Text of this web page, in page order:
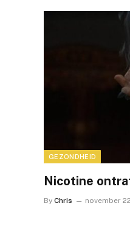
GEZONDHEID
Nicotine
By Chris november